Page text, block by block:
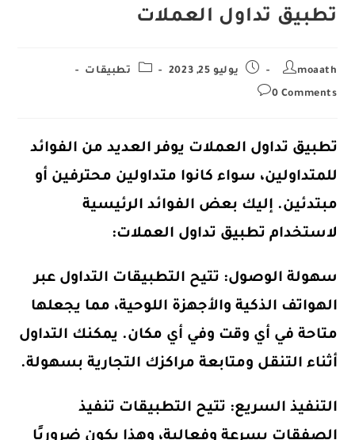
تطبيق تداول العملات
Post
moaath
Post يوليو 25, 2023
Post
تطبيقات
Post
0 Comments
تطبيق تداول العملات يوفر العديد من الفوائد
للمتداولين، سواء كانوا متداولين محترفين أو
مبتدئين. إليك بعض الفوائد الرئيسية
لاستخدام تطبيق تداول العملات:
سهولة الوصول: تتيح التطبيقات التداول عبر
الهواتف الذكية والأجهزة اللوحية، مما يجعلها
متاحة في أي وقت وفي أي مكان. يمكنك التداول
أثناء التنقل ومتابعة مراكزك التجارية بسهولة.
التنفيذ السريع: تتيح التطبيقات تنفيذ